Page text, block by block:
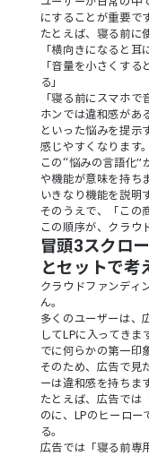
にすることが重要です
たとえば、寝る前に
「横向きになると耳
「音量を小さくす
る」
「寝る前にスマホ
ホンでは違和感があ
といった悩みを提示
感じやすくなります。
この“悩みの言語化”
や機能が意味を持ち
いきなり機能を説明
そのうえで、「この
この順序が、クラウ
冒頭3スクロ
とセットで考
クラウドファンディ
ん。
多くのユーザーは、
してLPに入ってき
でに何らかの第一印
そのため、広告で見
ーは違和感を持ちます
たとえば、広告では
のに、LPのヒーロー
る。
広告では「寝る前専